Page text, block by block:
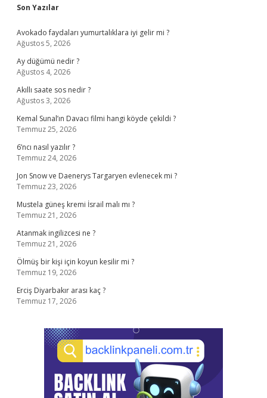
Sidebar
Son Yazılar
Avokado faydaları yumurtalıklara iyi gelir mi ?
Ağustos 5, 2026
Ay düğümü nedir ?
Ağustos 4, 2026
Akıllı saate sos nedir ?
Ağustos 3, 2026
Kemal Sunal’ın Davacı filmi hangi köyde çekildi ?
Temmuz 25, 2026
6’ncı nasıl yazılır ?
Temmuz 24, 2026
Jon Snow ve Daenerys Targaryen evlenecek mi ?
Temmuz 23, 2026
Mustela güneş kremi İsrail malı mı ?
Temmuz 21, 2026
Atanmak ingilizcesi ne ?
Temmuz 21, 2026
Ölmüş bir kişi için koyun kesilir mi ?
Temmuz 19, 2026
Erciş Diyarbakır arası kaç ?
Temmuz 17, 2026